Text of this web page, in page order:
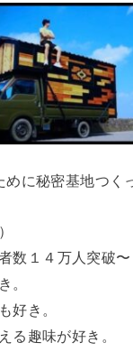
めに秘密基地つく
数１４万人突破〜
。
好き。
る趣味が好き。